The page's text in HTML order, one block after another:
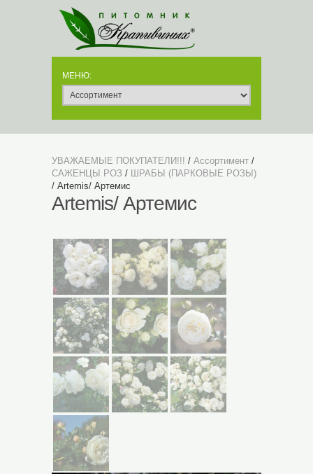
УВАЖАЕМЫЕ ПОКУПАТЕЛИ!!! / Ассортимент /
САЖЕНЦЫ РОЗ / ШРАБЫ (ПАРКОВЫЕ РОЗЫ)
/ Artemis/ Артемис
Artemis/ Артемис